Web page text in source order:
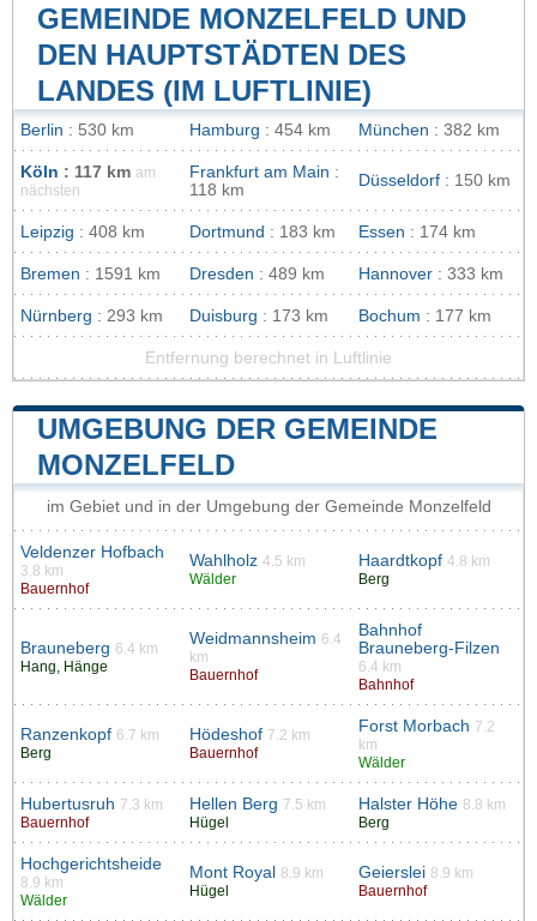
GEMEINDE MONZELFELD UND
DEN HAUPTSTÄDTEN DES
LANDES (IM LUFTLINIE)
Berlin : 530 km Hamburg : 454 km München : 382 km
Köln : 117 km am
nächsten
Frankfurt am Main :
118 km
Düsseldorf : 150 km
Leipzig : 408 km Dortmund : 183 km Essen : 174 km
Bremen : 1591 km Dresden : 489 km Hannover : 333 km
Nürnberg : 293 km Duisburg : 173 km Bochum : 177 km
Entfernung berechnet in Luftlinie
UMGEBUNG DER GEMEINDE
MONZELFELD
im Gebiet und in der Umgebung der Gemeinde Monzelfeld
Veldenzer Hofbach
3.8 km
Bauernhof
Wahlholz 4.5 km
Wälder
Haardtkopf 4.8 km
Berg
Brauneberg 6.4 km
Hang, Hänge
Weidmannsheim 6.4
km
Bauernhof
Bahnhof
Brauneberg-Filzen
6.4 km
Bahnhof
Ranzenkopf 6.7 km
Berg
Hödeshof 7.2 km
Bauernhof
Forst Morbach 7.2
km
Wälder
Hubertusruh 7.3 km
Bauernhof
Hellen Berg 7.5 km
Hügel
Halster Höhe 8.8 km
Berg
Hochgerichtsheide
8.9 km
Wälder
Mont Royal 8.9 km
Hügel
Geierslei 8.9 km
Bauernhof